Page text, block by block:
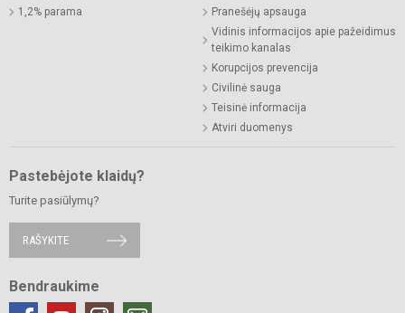
1,2% parama
Pranešėjų apsauga
Vidinis informacijos apie pažeidimus
teikimo kanalas
Korupcijos prevencija
Civilinė sauga
Teisinė informacija
Atviri duomenys
Pastebėjote klaidų?
Turite pasiūlymų?
RAŠYKITE
Bendraukime